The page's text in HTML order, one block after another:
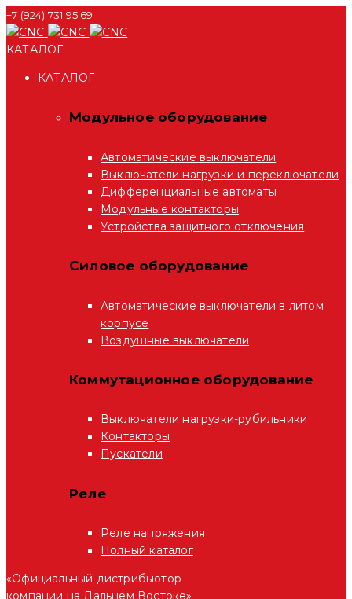
+7 (924) 731 95 69
КАТАЛОГ
КАТАЛОГ
Модульное оборудование
Автоматические выключатели
Выключатели нагрузки и переключатели
Дифференциальные автоматы
Модульные контакторы
Устройства защитного отключения
Силовое оборудование
Автоматические выключатели в литом
корпусе
Воздушные выключатели
Коммутационное оборудование
Выключатели нагрузки-рубильники
Контакторы
Пускатели
Реле
Реле напряжения
Полный каталог
«Официальный дистрибьютор
компании на Дальнем Востоке»